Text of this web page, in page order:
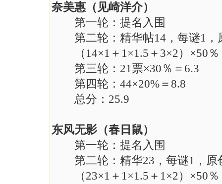
奈美惠（见崎洋介）
第一轮：提名入围
第二轮：精华帖14，每谜1，
（14×1＋1×1.5＋3×2）×50％
第三轮：21票×30％＝6.3
第四轮：44×20%＝8.8
总分：25.9
东风无影（春日鼠）
第一轮：提名入围
第二轮：精华23，每谜1，原
（23×1＋1×1.5＋1×2）×50％